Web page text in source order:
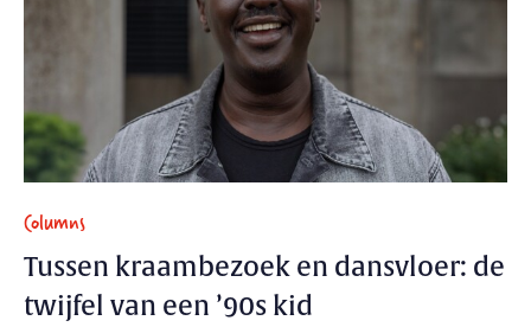
Columns
Tussen kraambezoek en dansvloer: de
twijfel van een ’90s kid